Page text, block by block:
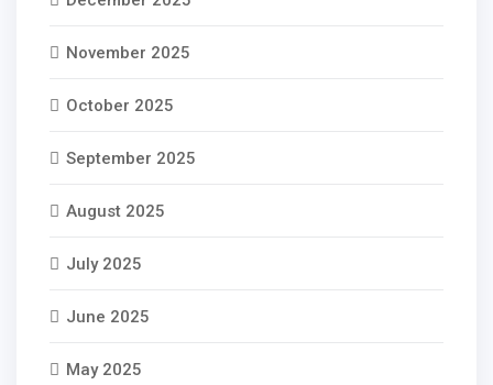
November 2025
October 2025
September 2025
August 2025
July 2025
June 2025
May 2025